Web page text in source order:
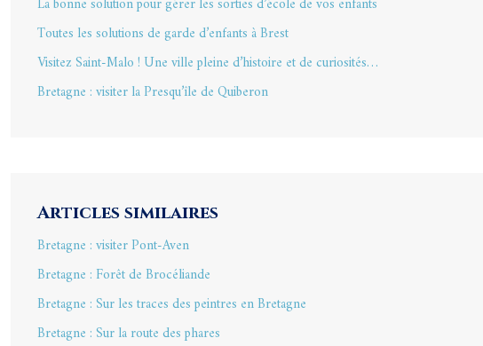
La bonne solution pour gérer les sorties d’école de vos enfants
Toutes les solutions de garde d’enfants à Brest
Visitez Saint-Malo ! Une ville pleine d’histoire et de curiosités…
Bretagne : visiter la Presqu’île de Quiberon
Articles similaires
Bretagne : visiter Pont-Aven
Bretagne : Forêt de Brocéliande
Bretagne : Sur les traces des peintres en Bretagne
Bretagne : Sur la route des phares